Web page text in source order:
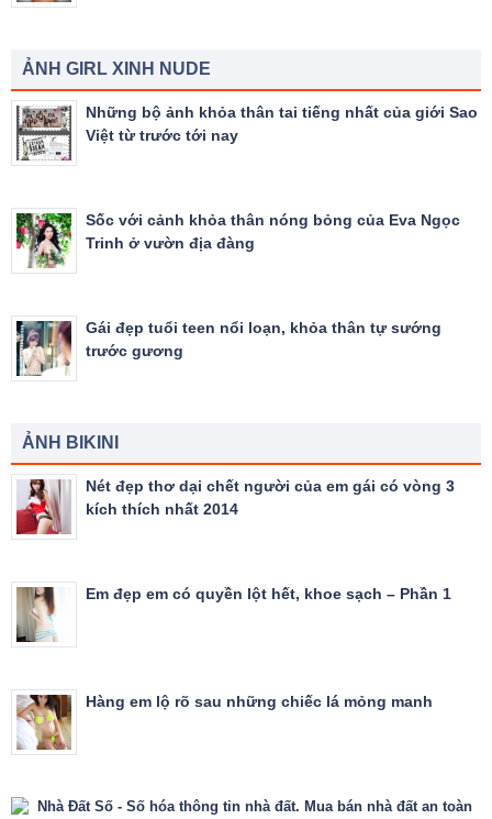
ẢNH GIRL XINH NUDE
Những bộ ảnh khỏa thân tai tiếng nhất của giới Sao
Việt từ trước tới nay
Sốc với cảnh khỏa thân nóng bỏng của Eva Ngọc
Trinh ở vườn địa đàng
Gái đẹp tuổi teen nổi loạn, khỏa thân tự sướng
trước gương
ẢNH BIKINI
Nét đẹp thơ dại chết người của em gái có vòng 3
kích thích nhất 2014
Em đẹp em có quyền lột hết, khoe sạch – Phần 1
Hàng em lộ rõ sau những chiếc lá mỏng manh